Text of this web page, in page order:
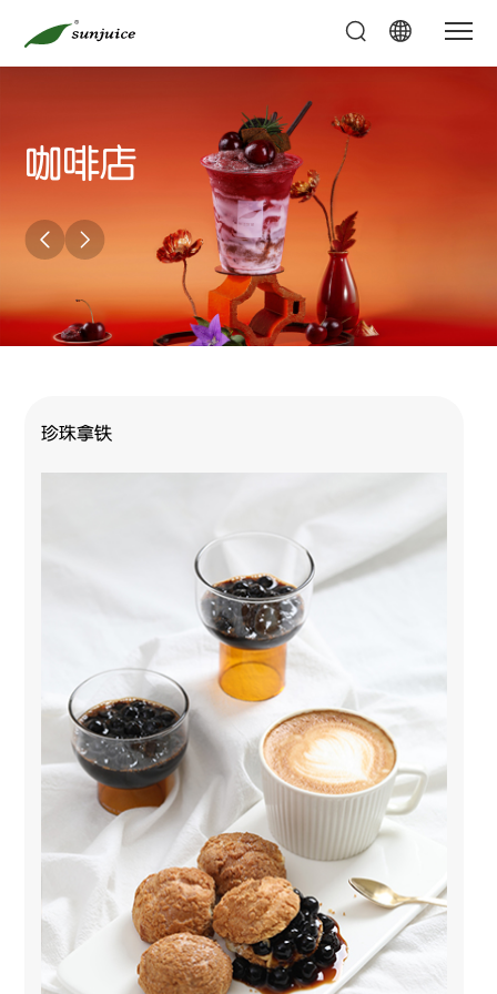
咖啡店
珍珠拿铁